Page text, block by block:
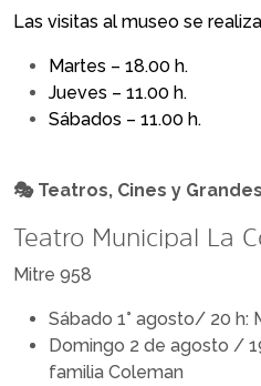
Las visitas al museo se
Martes – 18.00 h.
Jueves – 11.00 h.
Sábados – 11.00 h.
🎭 Teatros, Cines y
Teatro Municipal La
Mitre 958
Sábado 1° agosto/ 20 h:
Domingo 2 de agosto /
familia Coleman